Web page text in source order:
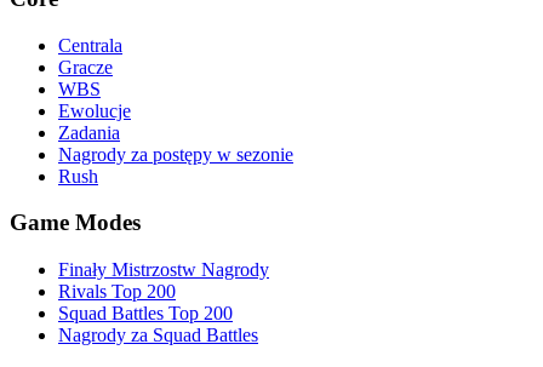
Centrala
Gracze
WBS
Ewolucje
Zadania
Nagrody za postępy w sezonie
Rush
Game Modes
Finały Mistrzostw Nagrody
Rivals Top 200
Squad Battles Top 200
Nagrody za Squad Battles